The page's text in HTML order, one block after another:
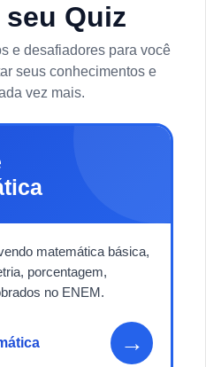
Quiz
e desafiadores para você
seus conhecimentos e
vez mais.
matemática básica,
porcentagem,
no ENEM.
→